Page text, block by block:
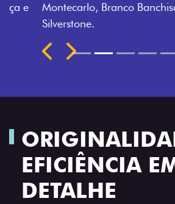
Montecarlo, Branco Banchisa,
Silverstone.
Previous
Next
Próximo
Rodas de liga leve
EFICIÊNCIA
DETALHE